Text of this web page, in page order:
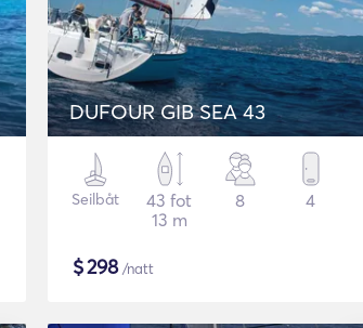
DUFOUR GIB SEA 43
Seilbåt
43 fot
13 m
8 4
$298/natt